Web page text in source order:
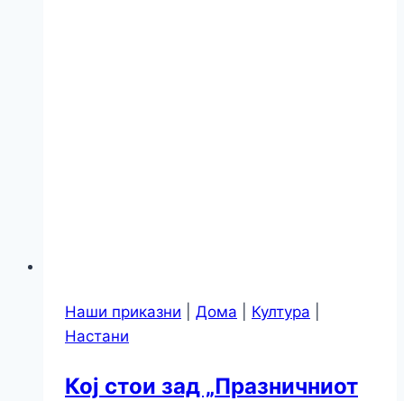
Наши приказни Дома Култура
Настани
Кој стои зад „Празничниот